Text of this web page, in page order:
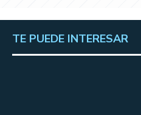
TE PUEDE INTERESAR